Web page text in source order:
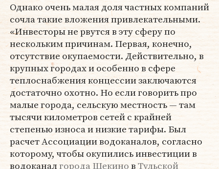
Однако очень малая доля частных компаний
сочла такие вложения привлекательными.
«Инвесторы не рвутся в эту сферу по
нескольким причинам. Первая, конечно,
отсутствие окупаемости. Действительно, в
крупных городах и особенно в сфере
теплоснабжения концессии заключаются
достаточно охотно. Но если говорить про
малые города, сельскую местность — там
тысячи километров сетей с крайней
степенью износа и низкие тарифы. Был
расчет Ассоциации водоканалов, согласно
которому, чтобы окупились инвестиции в
водоканалгорода ЩекиновТульской